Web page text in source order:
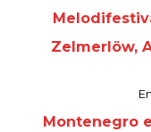
Zelmerlöw,
Montenegro